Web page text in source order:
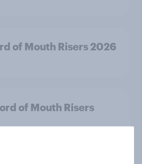
of Mouth Risers 2026
of Mouth Risers